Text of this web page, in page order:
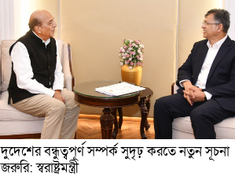
দুদেশের বন্ধুত্বপূর্ণ সম্পর্ক সুদৃঢ় করতে নতুন সূচনা
জরুরি: স্বরাষ্ট্রমন্ত্রী